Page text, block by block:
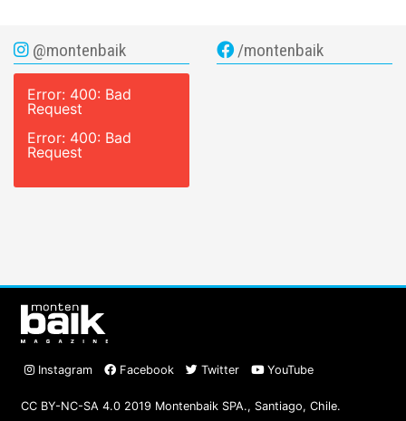
@montenbaik
Error: 400: Bad
Request
Error: 400: Bad
Request
/montenbaik
Instagram Facebook Twitter YouTube
CC BY-NC-SA 4.0 2019 Montenbaik SPA., Santiago, Chile.